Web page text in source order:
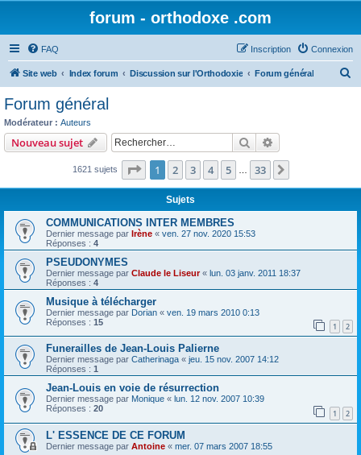
forum - orthodoxe .com
FAQ Connexion
Inscription
Site web Index forum Discussion sur l'Orthodoxie Forum général
c
Forum général
Modérateur : Auteurs
Nouveau sujet Rechercher
1621 sujets Page 1sur33
1 2 3 4 5 33
Sujets
COMMUNICATIONS INTER MEMBRES
Dernier message par Irène « ven. 27 nov. 2020 15:53
Réponses : 4
PSEUDONYMES
Dernier message par Claude le Liseur« lun. 03 janv. 2011 18:37
Réponses : 4
Musique à télécharger
Dernier message par Dorian « ven. 19 mars 2010 0:13
Réponses : 15 1 2
Funerailles de Jean-Louis Palierne
Dernier message par Catherinaga « jeu. 15 nov. 2007 14:12
Réponses : 1
Jean-Louis en voie de résurrection
Dernier message par Monique « lun. 12 nov. 2007 10:39
Réponses : 20 1 2
L' ESSENCE DE CE FORUM
Dernier message par Antoine « mer. 07 mars 2007 18:55